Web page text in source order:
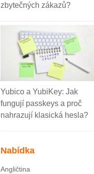
zbytečných zákazů?
Yubico a YubiKey: Jak
fungují passkeys a proč
nahrazují klasická hesla?
Nabídka
Angličtina